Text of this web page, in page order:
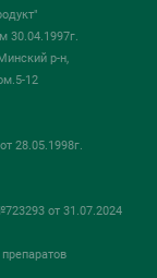
30.04.1997г.
р-н,
12
28.05.1998г.
от 31.07.2024